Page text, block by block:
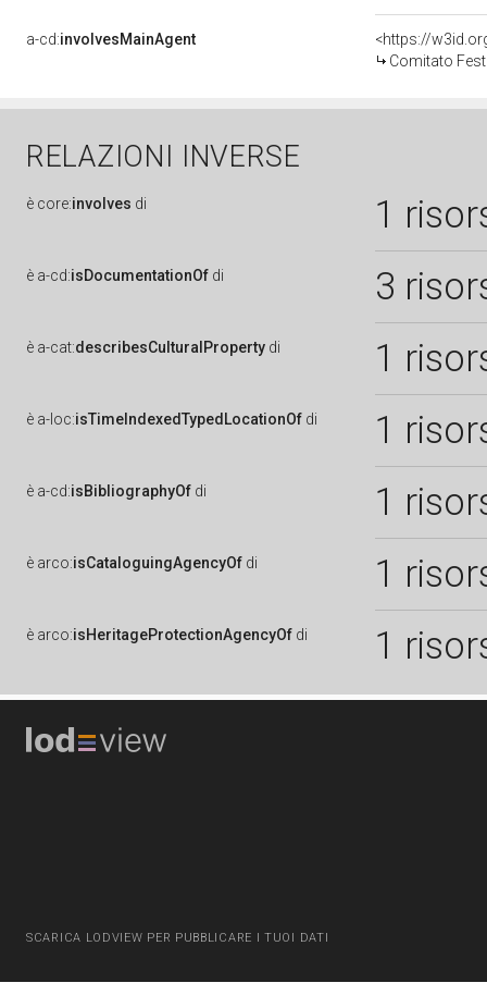
a-cd:involvesMainAgent
<https://
Comitato
RELAZIONI INVERSE
è core:involves di 1
è a-cd:isDocumentationOf di 3
è a-cat:describesCulturalProperty di 1
è a-loc:isTimeIndexedTypedLocationOf di 1
è a-cd:isBibliographyOf di 1
è arco:isCataloguingAgencyOf di 1
è arco:isHeritageProtectionAgencyOf di 1
SCARICA LODVIEW PER PUBBLICARE I TUOI DATI